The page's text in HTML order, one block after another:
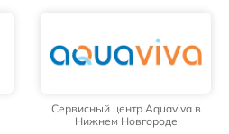
Сервисный центр Aquaviva в
Нижнем Новгороде